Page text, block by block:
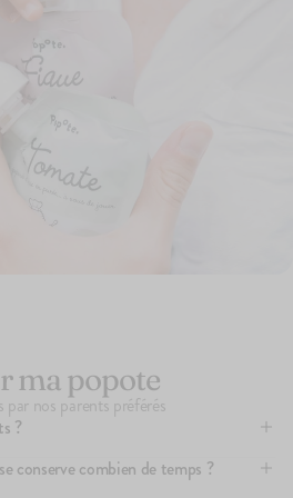
ma popote
nos parents préférés
?
ont été cuites puis stérilisées
conserve combien de temps ?